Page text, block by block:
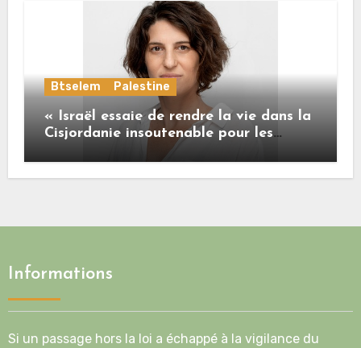
Btselem Palestine
« Israël essaie de rendre la vie dans la
Cisjordanie insoutenable pour les
Informations
Si un passage hors la loi a échappé à la vigilance du